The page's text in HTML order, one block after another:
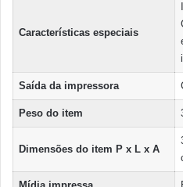
Características especiais
Saída da impressora
Peso do item
Dimensões do item P x L x A